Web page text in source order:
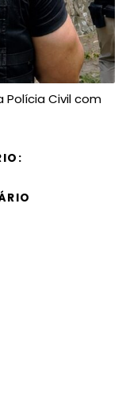
Civil com